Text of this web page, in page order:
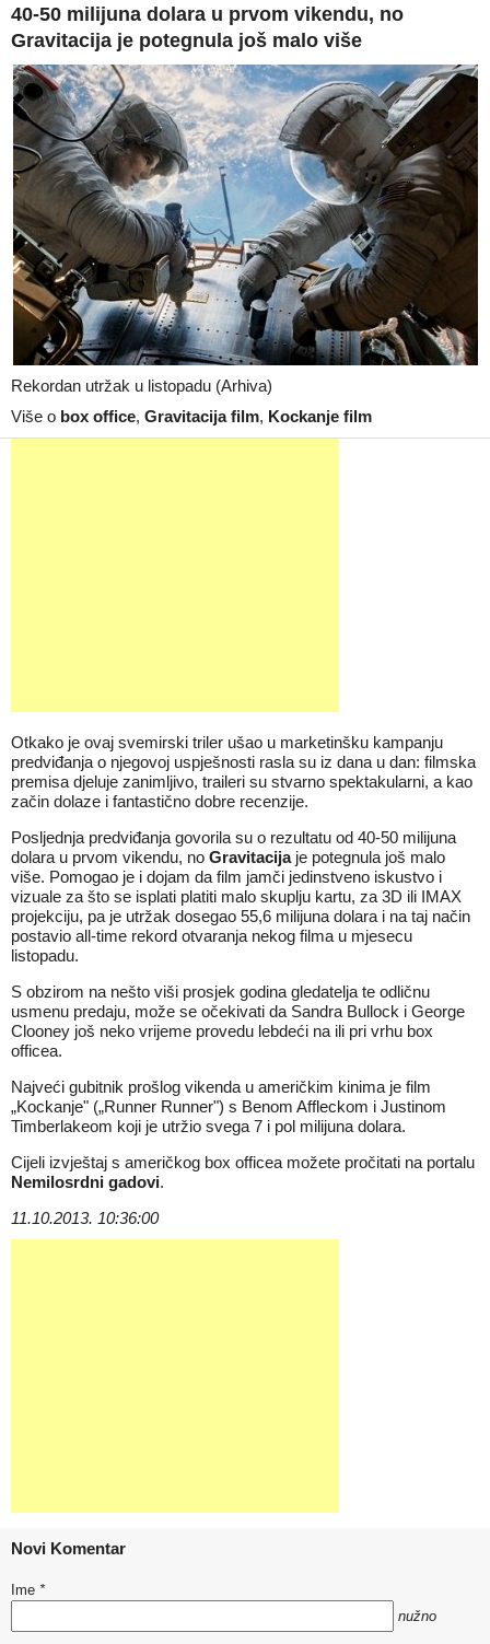
40-50 milijuna dolara u prvom vikendu, no
Gravitacija je potegnula još malo više
Rekordan utržak u listopadu (Arhiva)
Više o box office, Gravitacija film, Kockanje film
Otkako je ovaj svemirski triler ušao u marketinšku kampanju
predviđanja o njegovoj uspješnosti rasla su iz dana u dan: filmska
premisa djeluje zanimljivo, traileri su stvarno spektakularni, a kao
začin dolaze i fantastično dobre recenzije.
Posljednja predviđanja govorila su o rezultatu od 40-50 milijuna
dolara u prvom vikendu, no Gravitacijaje potegnula još malo
više. Pomogao je i dojam da film jamči jedinstveno iskustvo i
vizuale za što se isplati platiti malo skuplju kartu, za 3D ili IMAX
projekciju, pa je utržak dosegao 55,6 milijuna dolara i na taj način
postavio all-time rekord otvaranja nekog filma u mjesecu
listopadu.
S obzirom na nešto viši prosjek godina gledatelja te odličnu
usmenu predaju, može se očekivati da Sandra Bullock i George
Clooney još neko vrijeme provedu lebdeći na ili pri vrhu box
officea.
Najveći gubitnik prošlog vikenda u američkim kinima je film
„Kockanje" („Runner Runner") s Benom Affleckom i Justinom
Timberlakeom koji je utržio svega 7 i pol milijuna dolara.
Cijeli izvještaj s američkog box officea možete pročitati na portalu
Nemilosrdni gadovi.
11.10.2013. 10:36:00
Novi Komentar
Ime *
nužno